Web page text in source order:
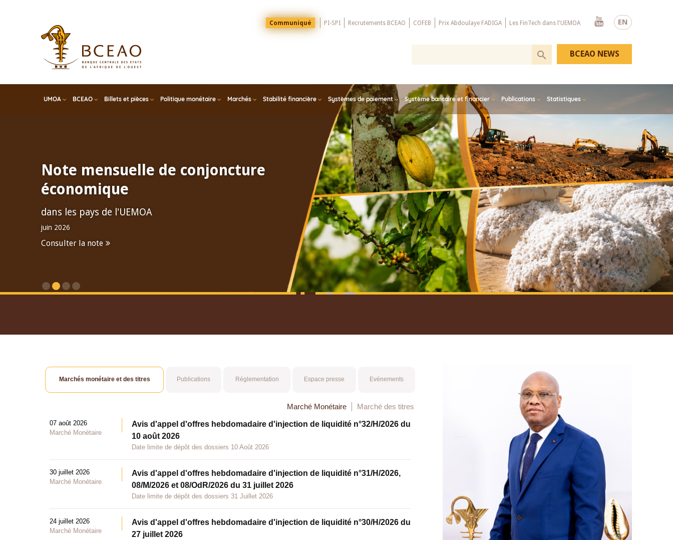
EN
Menu
Top
Communiqué PI-SPI Recrutements BCEAO COFEB Prix Abdoulaye FADIGA Les FinTech dans l'UEMOA
Youtube
UMOA BCEAO Billets et pièces Politique monétaire Marchés Stabilité financière Systèmes de paiement Système bancaire et financier Publications Statistiques
BCEAO NEWS
Note mensuelle de conjoncture
économique
dans les pays de l'UEMOA
juin 2026
Consulter la note
Marchés monétaire et des titres Publications Réglementation Espace presse Evénements
Marché Monétaire Marché des titres
07 août 2026
Marché Monétaire
Avis d'appel d'offres hebdomadaire d'injection de liquidité n°32/H/2026 du
10 août 2026
Date limite de dépôt des dossiers 10 Août 2026
30 juillet 2026
Marché Monétaire
Avis d'appel d'offres hebdomadaire d'injection de liquidité n°31/H/2026,
08/M/2026 et 08/OdR/2026 du 31 juillet 2026
Date limite de dépôt des dossiers 31 Juillet 2026
24 juillet 2026
Marché Monétaire
Avis d'appel d'offres hebdomadaire d'injection de liquidité n°30/H/2026 du
27 juillet 2026